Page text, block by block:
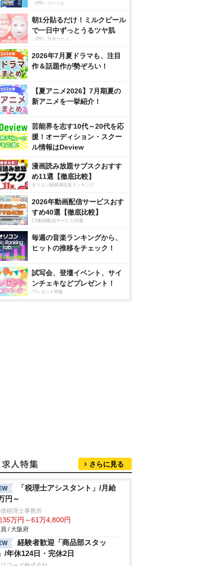
（PR）ジハンピ
朝1分貼るだけ！ミルクピール
で一日中ずっとうるツヤ肌
（PR）サボリーノ
2026年7月夏ドラマも、注目
作＆話題作が勢ぞろい！
【夏アニメ2026】7月期夏の
新アニメを一挙紹介！
芸能界を志す10代～20代を応
援！オーディション・スクー
ル情報はDeview
漫画読み放題サブスクおすす
め11選【徹底比較】
オリコン顧客満足度ランキング
2026年動画配信サービスおす
すめ40選【徹底比較】
CS動画配信サービス20選
毎週の音楽ランキングから、
ヒットの推移をチェック！
試写会、登壇イベント、サイ
ンチェキなどプレゼント！
プレゼント特集
さらに見る
「税理士アシスタント」/月給
円～
税理士事務所
35万円～61万4,800円
/ 大阪府
経験者歓迎「商品部スタッ
/年休124日・完休2日